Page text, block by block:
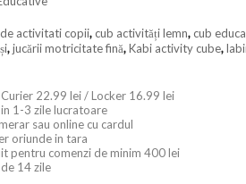
activitati copii,cub activități lemn,cub
,jucării motricitate fină,Kabi activity cube,
22.99 lei / Locker 16.99 lei
1-3 zile lucratoare
sau online cu cardul
oriunde in tara
pentru comenzi de minim 400 lei
14 zile